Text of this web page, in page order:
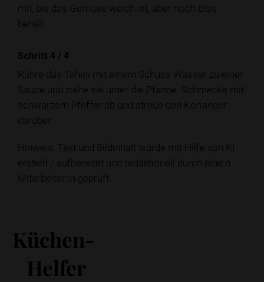
mit, bis das Gemüse weich ist, aber noch Biss
behält.
Schritt 4 / 4
Rühre das Tahini mit einem Schuss Wasser zu einer
Sauce und ziehe sie unter die Pfanne. Schmecke mit
schwarzem Pfeffer ab und streue den Koriander
darüber.
Hinweis: Text und Bildinhalt wurde mit Hilfe von KI
erstellt / aufbereitet und redaktionell durch eine:n
Mitarbeiter:in geprüft.
Küchen-
Helfer